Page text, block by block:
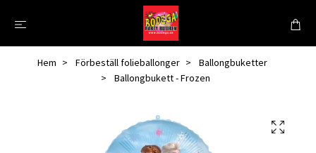
Hem Förbeställ folieballonger
Ballongbuketter
Ballongbukett - Frozen